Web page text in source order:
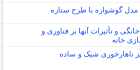
گوشواره با طرح ستاره
و تأثیرات آنها بر فناوری و
خانه
ناهارخوری شیک و ساده